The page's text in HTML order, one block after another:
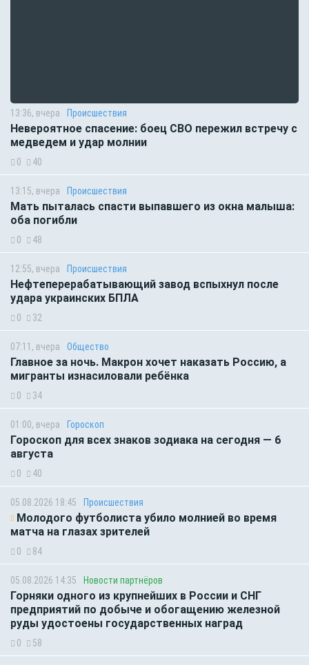
13:36, вчера Происшествия
Невероятное спасение: боец СВО пережил встречу с
медведем и удар молнии
0 40
13:15, вчера Происшествия
Мать пыталась спасти выпавшего из окна малыша:
оба погибли
0 48
12:55, вчера Происшествия
Нефтеперерабатывающий завод вспыхнул после
удара украинских БПЛА
0 32
07:11, вчера Общество
Главное за ночь. Макрон хочет наказать Россию, а
мигранты изнасиловали ребёнка
0 34
01:00, вчера Гороскоп
Гороскоп для всех знаков зодиака на сегодня — 6
августа
0 40
05.08.2026 18:45 Происшествия
Молодого футболиста убило молнией во время
матча на глазах зрителей
0 84
05.08.2026 14:35 Новости партнёров
Горняки одного из крупнейших в России и СНГ
предприятий по добыче и обогащению железной
руды удостоены государственных наград
0 58